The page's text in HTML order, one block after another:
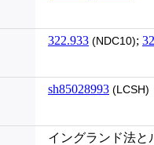
322.933 (NDC10);
sh85028993 (LCSH)
イングランド法と